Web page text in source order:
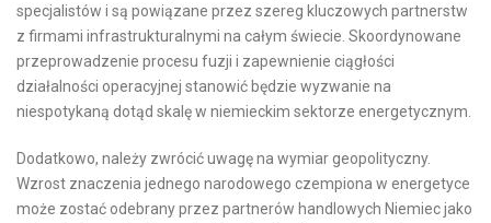
specjalistów i są powiązane przez szereg kluczowych partnerstw
z firmami infrastrukturalnymi na całym świecie. Skoordynowane
przeprowadzenie procesu fuzji i zapewnienie ciągłości
działalności operacyjnej stanowić będzie wyzwanie na
niespotykaną dotąd skalę w niemieckim sektorze energetycznym.
Dodatkowo, należy zwrócić uwagę na wymiar geopolityczny.
Wzrost znaczenia jednego narodowego czempiona w energetyce
może zostać odebrany przez partnerów handlowych Niemiec jako